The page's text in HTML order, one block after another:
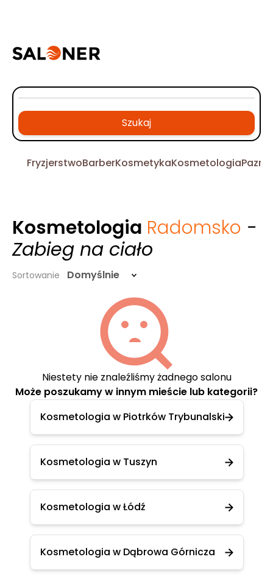
Szukaj
FryzjerstwoBarberKosmetykaKosmetologia
Kosmetologia Radomsko -
Zabieg na ciało
Sortowanie Domyślnie
Niestety nie znaleźliśmy żadnego salonu
Może poszukamy w innym mieście lub kategorii?
Kosmetologia w Piotrków Trybunalski
Kosmetologia w Tuszyn
Kosmetologia w Łódź
Kosmetologia w Dąbrowa Górnicza